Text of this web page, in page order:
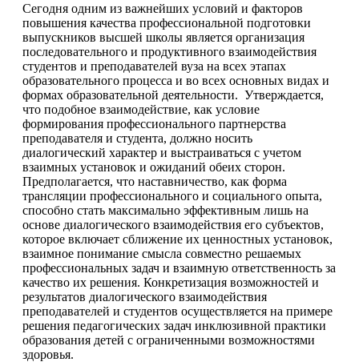
Сегодня одним из важнейших условий и факторов
повышения качества профессиональной подготовки
выпускников высшей школы является организация
последовательного и продуктивного взаимодействия
студентов и преподавателей вуза на всех этапах
образовательного процесса и во всех основных видах и
формах образовательной деятельности. Утверждается,
что подобное взаимодействие, как условие
формирования профессионального партнерства
преподавателя и студента, должно носить
диалогический характер и выстраиваться с учетом
взаимных установок и ожиданий обеих сторон.
Предполагается, что наставничество, как форма
трансляции профессионального и социального опыта,
способно стать максимально эффективным лишь на
основе диалогического взаимодействия его субъектов,
которое включает сближение их ценностных установок,
взаимное понимание смысла совместно решаемых
профессиональных задач и взаимную ответственность за
качество их решения. Конкретизация возможностей и
результатов диалогического взаимодействия
преподавателей и студентов осуществляется на примере
решения педагогических задач инклюзивной практики
образования детей с ограниченными возможностями
здоровья.